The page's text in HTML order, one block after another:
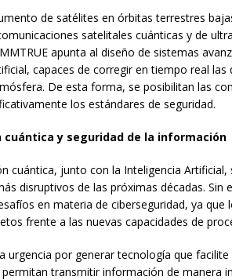
de satélites en órbitas terrestres
satelitales cuánticas y de
apunta al diseño de sistemas
capaces de corregir en tiempo real
De esta forma, se posibilitan las
los estándares de seguridad.
cuántica y seguridad de la información
cuántica, junto con la Inteligencia
disruptivos de las próximas décadas. Sin
en materia de ciberseguridad, ya
frente a las nuevas capacidades de
urgencia por generar tecnología que
transmitir información de manera